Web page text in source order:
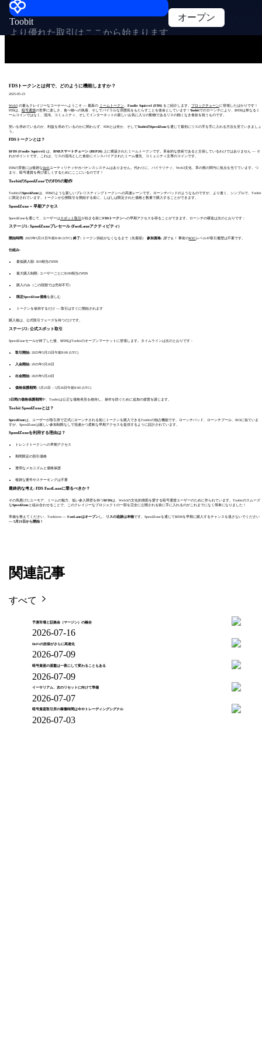
Toobit
より優れた取引はここから始まります
オープン
FDSトークンとは何で、どのように機能しますか？
2025-05-23
Web3の最もクレイジーなコーナーへようこそ — 最新の ミームトークン、 Foodie Squirrel (FDS)をご紹介します。 ブロックチェーンに登場したばかりです！
FDSは、 暗号通貨の世界に楽しさ、食べ物への執着、そしてバイラルな雰囲気をもたらすことを使命としています！ Toobitでのローンチにより、$FDSは単なるミ
ームコインではなく、混沌、コミュニティ、そしてインターネットの新しいお気に入りの動物であるリスの飽くなき食欲を祝うものです。
笑いを求めているのか、利益を求めているのかに関わらず、FDSとは何か、そしてToobitのSpeedZoneを通じて最初にリスの手を手に入れる方法を見ていきましょ
う。
FDSトークンとは？
$FDS (Foodie Squirrel)は、 BNBスマートチェーン (BEP20)上に構築されたミームトークンです。革命的な技術であると主張しているわけではありません — そ
れがポイントです。これは、リスの混沌とした食欲にインスパイアされたミーム優先、コミュニティ主導のコインです。
FDSの背後には複雑なDeFiユーティリティやガバナンスシステムはありません。代わりに、バイラリティ、Web3文化、草の根の関与に焦点を当てています。つ
まり、暗号通貨を再び楽しくするためにここにいるのです！
ToobitのSpeedZoneでのFDSの動作
ToobitのSpeedZoneは、FDSのような新しいプレリスティングトークンへの高速レーンです。ローンチパッドのようなものですが、より速く、シンプルで、Toobit
に限定されています。トークンが公開取引を開始する前に、しばしば限定された価格と数量で購入することができます。
SpeedZone = 早期アクセス
SpeedZoneを通じて、ユーザーは スポット取引が始まる前にFDSトークンへの早期アクセスを得ることができます。ローンチの構造は次のとおりです：
ステージ1: SpeedZoneプレセール (FastLaneアクティビティ)
開始時間:2025年5月21日午前8:00 (UTC) 終了:トークン供給がなくなるまで（先着順） 参加資格: 誰でも！ 事前のKYCレベルや取引履歴は不要です。
仕組み:
最低購入額: $10相当のFDS
最大購入制限: ユーザーごとに$100相当のFDS
購入のみ（この段階では売却不可）
限定SpeedZone価格を楽しむ
トークンを保持するだけ — 取引はすぐに開始されます
購入後は、公式取引フェーズを待つだけです。
ステージ2: 公式スポット取引
SpeedZoneセールが終了した後、$FDSはToobitのオープンマーケットに登場します。タイムラインは次のとおりです：
取引開始:2025年5月23日午前8:00 (UTC)
入金開始:2025年5月26日
出金開始:2025年5月24日
価格保護期間:5月23日 – 5月26日午前8:00 (UTC)
3日間の価格保護期間中、Toobitは公正な価格発見を維持し、操作を防ぐために追加の措置を講じます。
Toobit SpeedZoneとは？
SpeedZoneは、ユーザーが取引所で正式にローンチされる前にトークンを購入できるToobitの独占機能です。ローンチパッド、ローンチプール、IEOに似ていま
すが、SpeedZoneは厳しい参加制限なしで迅速かつ柔軟な早期アクセスを提供するように設計されています。
SpeedZoneを利用する理由は？
トレンドトークンへの早期アクセス
期間限定の割引価格
透明なメカニズムと価格保護
複雑な要件やステーキングは不要
最終的な考え: FDS FastLaneに乗るべきか？
その馬鹿げたユーモア、ミームの魅力、低い参入障壁を持つ$FDSは、Web3の文化的側面を愛する暗号通貨ユーザーのために作られています。Toobitのスムーズ
なSpeedZoneと組み合わせることで、このクレイジーなプロジェクトの一部を完全に公開される前に手に入れるのがこれまでになく簡単になりました！
準備を整えてください、Toobiters — FastLaneはオープンし、 リスの追跡は本物です。SpeedZoneを通じて$FDSを早期に購入するチャンスを逃さないでください
— 5月21日から開始！
関連記事
すべて
予測市場と証拠金（マージン）の融合
2026-07-16
DeFiの担保がさらに高速化
2026-07-09
暗号資産の基盤は一夜にして変わることもある
2026-07-09
イーサリアム、次のリセットに向けて準備
2026-07-07
暗号資産取引所の稼働時間は今やトレーディングシグナル
2026-07-03